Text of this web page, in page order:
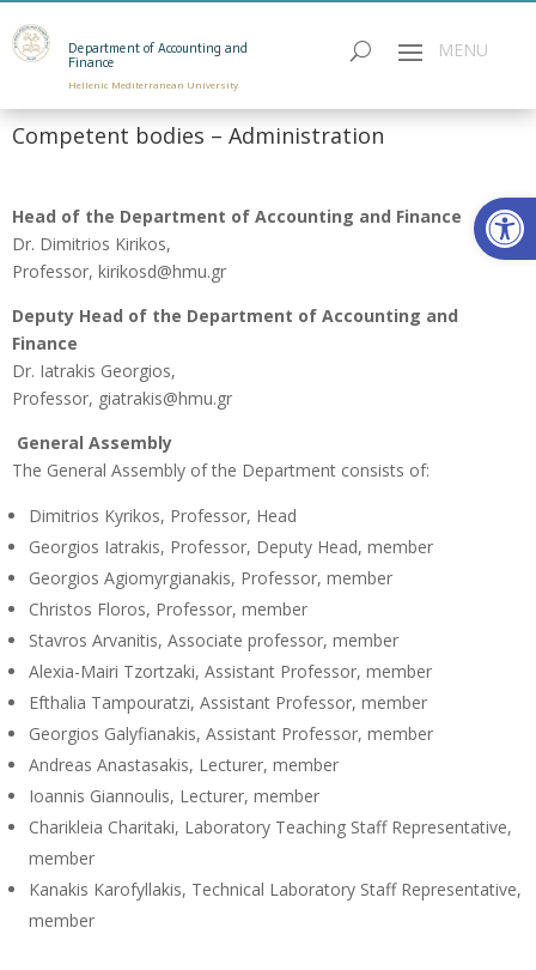
Department of Accounting and
Finance
Hellenic Mediterranean University
Competent bodies – Administration
Head of the Department of Accounting and Finance
Dr. Dimitrios Kirikos,
Professor, kirikosd@hmu.gr
Deputy Head of the Department of Accounting and
Finance
Dr. Iatrakis Georgios,
Professor, giatrakis@hmu.gr
General Assembly
The General Assembly of the Department consists of:
Dimitrios Kyrikos, Professor, Head
Georgios Iatrakis, Professor, Deputy Head, member
Georgios Agiomyrgianakis, Professor, member
Christos Floros, Professor, member
Stavros Arvanitis, Associate professor, member
Alexia-Mairi Tzortzaki, Assistant Professor, member
Efthalia Tampouratzi, Assistant Professor, member
Georgios Galyfianakis, Assistant Professor, member
Andreas Anastasakis, Lecturer, member
Ioannis Giannoulis, Lecturer, member
Charikleia Charitaki, Laboratory Teaching Staff Representative,
member
Kanakis Karofyllakis, Technical Laboratory Staff Representative,
member